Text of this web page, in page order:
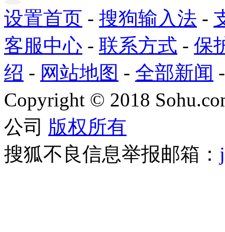
设置首页 - 搜狗输入法 -
客服中心 - 联系方式 - 保
绍 - 网站地图 - 全部新闻
Copyright © 2018
公司 版权所有
搜狐不良信息举报邮箱：